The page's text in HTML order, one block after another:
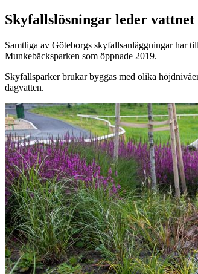
Skyfallslösningar leder
Samtliga av Göteborgs skyfallsanläggningar har
Munkebäcksparken som öppnade 2019.
Skyfallsparker brukar byggas med olika
dagvatten.